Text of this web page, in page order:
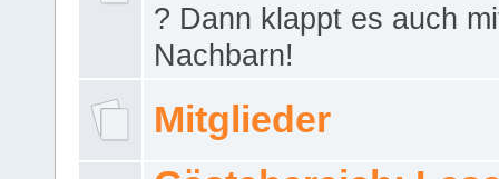
? Dann klappt es auch
Nachbarn!
Mitglieder